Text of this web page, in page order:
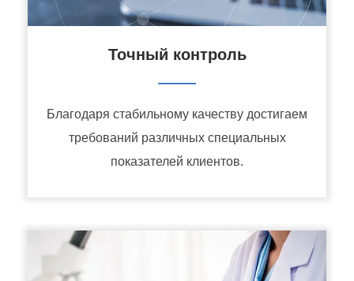
Точный контроль
———
Благодаря стабильному качеству достигаем
требований различных специальных
показателей клиентов.